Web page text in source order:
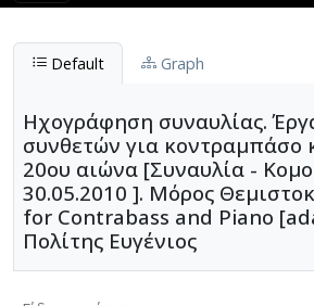
Default Graph
Ηχογράφηση συναυλίας.
συνθετών για κοντραμπάσο
20ου αιώνα [Συναυλία -
30.05.2010 ]. Μόρος
for Contrabass and Piano
Πολίτης Ευγένιος